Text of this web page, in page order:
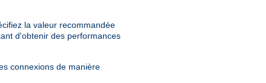
la valeur recommandée
d'obtenir des performances
connexions de manière